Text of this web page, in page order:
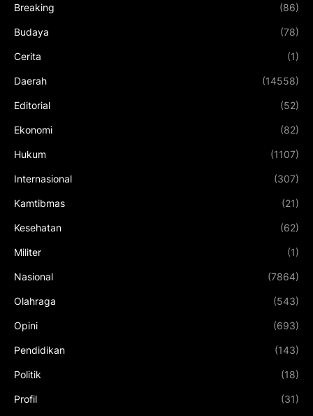
Breaking (86)
Budaya (78)
Cerita (1)
Daerah (14558)
Editorial (52)
Ekonomi (82)
Hukum (1107)
Internasional (307)
Kamtibmas (21)
Kesehatan (62)
Militer (1)
Nasional (7864)
Olahraga (543)
Opini (693)
Pendidikan (143)
Politik (18)
Profil (31)